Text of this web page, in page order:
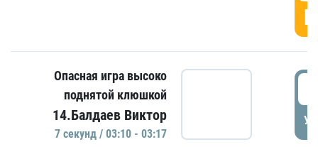
Опасная игра высоко
поднятой клюшкой
14.Балдаев Виктор
7 секунд / 03:10 - 03:17